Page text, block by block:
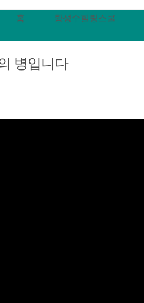
홈 황성수힐링스쿨
병입니다